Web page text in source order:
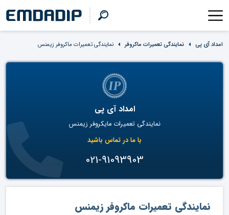
امداد آی پی نمایندگی تعمیرات ماکروفر نمایندگی تعمیرات ماکروفر زیمنس
امداد آی پی
نمایندگی تعمیرات مایکروفر زیمنس
با ما در تماس باشید
021-91093903
نمایندگی تعمیرات ماکروفر زیمنس